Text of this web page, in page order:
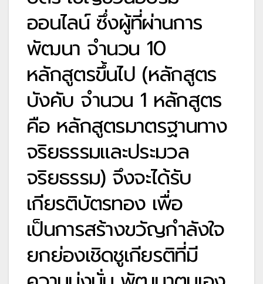
ออนไลน์ ซึ่งผู้ที่ผ่านการ
พัฒนา จำนวน 10
หลักสูตรขึ้นไป (หลักสูตร
บังคับ จำนวน 1 หลักสูตร
คือ หลักสูตรมาตรฐานทาง
จริยธรรมและประมวล
จริยธรรม) จึงจะได้รับ
เกียรติบัตรทอง เพื่อ
เป็นการสร้างขวัญกำลังใจ
ยกย่องเชิดชูเกียรติที่มี